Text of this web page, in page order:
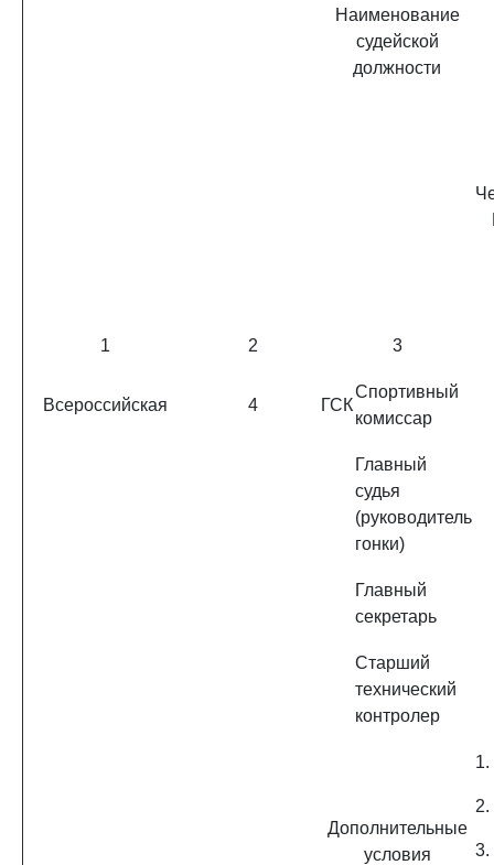
Наименование
судейской
должности
1 2 3
Всероссийская 4 ГСК
Спортивный
комиссар
Главный
судья
(руководитель
гонки)
Главный
секретарь
Старший
технический
контролер
Дополнительные
условия
1.
2.
3.